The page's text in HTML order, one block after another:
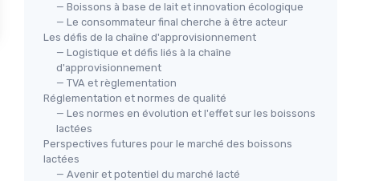
— Boissons à base de lait et innovation écologique
— Le consommateur final cherche à être acteur
Les défis de la chaîne d'approvisionnement
— Logistique et défis liés à la chaîne
d'approvisionnement
— TVA et règlementation
Réglementation et normes de qualité
— Les normes en évolution et l'effet sur les boissons
lactées
Perspectives futures pour le marché des boissons
lactées
— Avenir et potentiel du marché lacté